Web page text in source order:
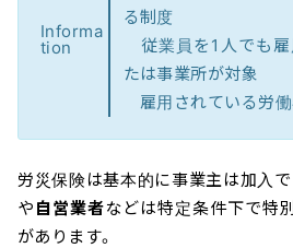
Informa
tion
る制度
従業員を1人でも
たは事業所が対象
雇用されている労
労災保険は基本的に事業主は加入で
や 自営業者などは特定条件下で特
があります。